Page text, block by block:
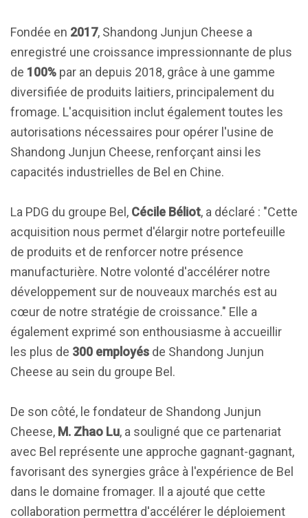
Fondée en 2017, Shandong Junjun Cheese a
enregistré une croissance impressionnante de plus
de 100% par an depuis 2018, grâce à une gamme
diversifiée de produits laitiers, principalement du
fromage. L'acquisition inclut également toutes les
autorisations nécessaires pour opérer l'usine de
Shandong Junjun Cheese, renforçant ainsi les
capacités industrielles de Bel en Chine.
La PDG du groupe Bel, Cécile Béliot, a déclaré : "Cette
acquisition nous permet d'élargir notre portefeuille
de produits et de renforcer notre présence
manufacturière. Notre volonté d'accélérer notre
développement sur de nouveaux marchés est au
cœur de notre stratégie de croissance." Elle a
également exprimé son enthousiasme à accueillir
les plus de 300 employés de Shandong Junjun
Cheese au sein du groupe Bel.
De son côté, le fondateur de Shandong Junjun
Cheese, M. Zhao Lu, a souligné que ce partenariat
avec Bel représente une approche gagnant-gagnant,
favorisant des synergies grâce à l'expérience de Bel
dans le domaine fromager. Il a ajouté que cette
collaboration permettra d'accélérer le déploiement